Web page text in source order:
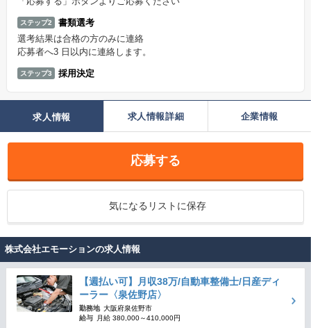
ステップ2
書類選考
選考結果は合格の方のみに連絡
応募者へ3 日以内に連絡します。
ステップ3 採用決定
求人情報 求人情報詳細 企業情報
応募する
気になるリストに保存
株式会社エモーションの求人情報
【週払い可】月収38万/自動車整備士/日産ディ
ーラー〈泉佐野店〉
勤務地 大阪府泉佐野市
給与
月給 380,000～410,000円